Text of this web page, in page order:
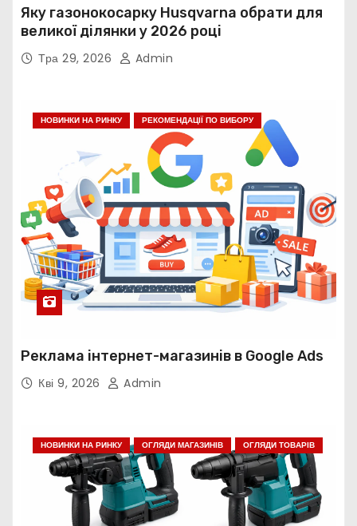
Яку газонокосарку Husqvarna обрати для
великої ділянки у 2026 році
Тра 29, 2026 Admin
НОВИНКИ НА РИНКУ РЕКОМЕНДАЦІЇ ПО ВИБОРУ
Реклама інтернет-магазинів в Google Ads
Кві 9, 2026 Admin
НОВИНКИ НА РИНКУ ОГЛЯДИ МАГАЗИНІВ ОГЛЯДИ ТОВАРІВ